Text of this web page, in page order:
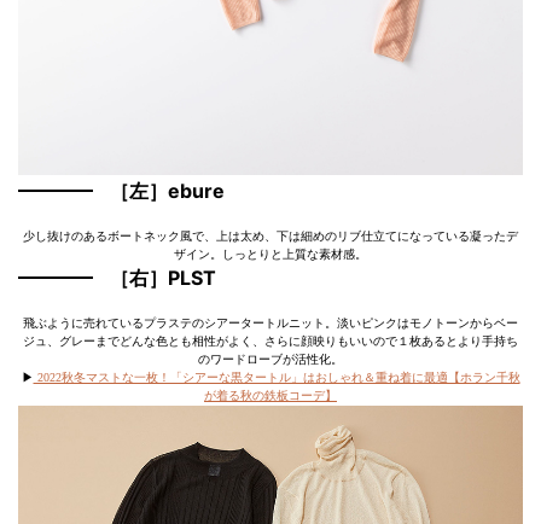
［左］ebure
少し抜けのあるボートネック風で、上は太め、下は細めのリブ仕立てになっている凝ったデ
ザイン。しっとりと上質な素材感。
［右］PLST
飛ぶように売れているプラステのシアータートルニット。淡いピンクはモノトーンからベー
ジュ、グレーまでどんな色とも相性がよく、さらに顔映りもいいので１枚あるとより手持ち
のワードローブが活性化。
▶︎ 2022秋冬マストな一枚！「シアーな黒タートル」はおしゃれ＆重ね着に最適【ホラン千秋
が着る秋の鉄板コーデ】